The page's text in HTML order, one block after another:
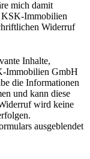
mich damit
KSK-Immobilien
Widerruf
Inhalte,
Immobilien GmbH
die Informationen
und kann diese
wird keine
ausgeblendet